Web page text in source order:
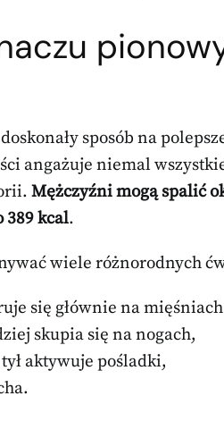
sposób na
angażuje niemal
Mężczyźni mogą spalić
389 kcal.
wiele różnorodnych
się głównie na
skupia się na nogach,
aktywuje pośladki,